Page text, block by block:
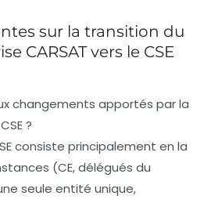
sur la transition du
CARSAT vers le CSE
changements apportés par la
?
consiste principalement en la
(CE, délégués du
seule entité unique,